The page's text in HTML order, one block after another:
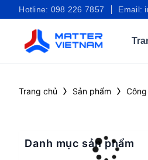
qua
Email:
Hotline: 098 226 7857
Trang chủ › Sản phẩm ›
Danh mục sản phẩm